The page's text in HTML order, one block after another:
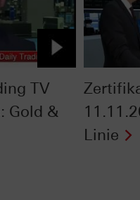
TV
Gold &
Linie